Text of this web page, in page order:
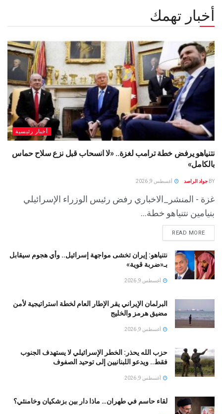
أخبار تهمك
أخبار رئيسية
نتنياهو يرفض خطة ترامب لغزة.. «لا انسحاب قبل نزع سلاح حماس
بالكامل»
BY جواد الراصد أغسطس 9, 2026
غزة - المنشر_الاخباري رفض رئيس الوزراء الإسرائيلي
بنيامين نتنياهو خطة...
READ MORE
نتنياهو: إيران تخشى مواجهة إسرائيل.. وأي هجوم سيقابل
بـ«ضربة قوية»
أغسطس 9, 2026
البرلمان الإيراني يقر الإطار العام لخطة استراتيجية لأمن
مضيق هرمز والخليج
أغسطس 9, 2026
حزب الله يحذر: الخطر الإسرائيلي لا يستهدف الجنوب
فقط.. ويدعو اللبنانيين إلى توحيد الصفوف
أغسطس 9, 2026
لقاء حاسم في طهران… ماذا دار بين بزشكيان وخامنئي؟